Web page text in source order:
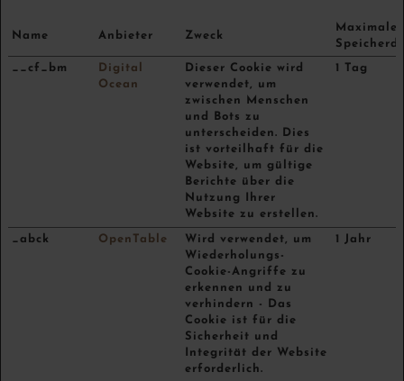
Name Anbieter Zweck
Maximale
__cf_bm
Digital
Ocean
Dieser Cookie wird
verwendet, um
zwischen Menschen
und Bots zu
unterscheiden. Dies
ist vorteilhaft für die
Website, um gültige
Berichte über die
Nutzung Ihrer
Website zu erstellen.
1 Tag
_abck OpenTable
Wird verwendet, um
Wiederholungs-
Cookie-Angriffe zu
erkennen und zu
verhindern - Das
Cookie ist für die
Sicherheit und
Integrität der Website
erforderlich.
1 Jahr